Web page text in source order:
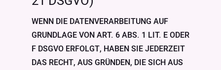
WENN DIE DATENVERARBEITUNG AUF
GRUNDLAGE VON ART. 6 ABS. 1 LIT. E ODER
F DSGVO ERFOLGT, HABEN SIE JEDERZEIT
DAS RECHT, AUS GRÜNDEN, DIE SICH AUS